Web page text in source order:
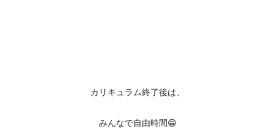
カリキュラム終了後は、
みんなで自由時間😁